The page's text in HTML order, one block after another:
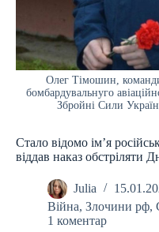
Олег Тімошин,
бомбардувальнуго
Збройні Сили
Стало відомо ім’я
віддав наказ обстріляти
Julia
Війна, Злочини рф,
1 коментар